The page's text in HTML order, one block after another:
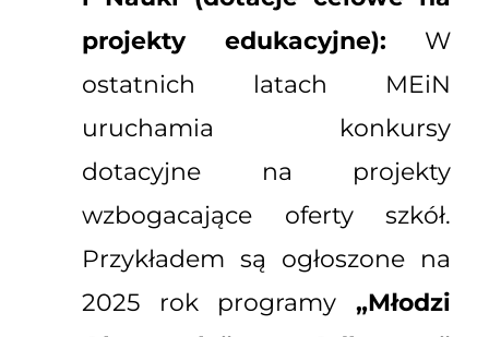
projekty edukacyjne): W
ostatnich latach MEiN
uruchamia konkursy
dotacyjne na projekty
wzbogacające oferty szkół.
Przykładem są ogłoszone na
2025 rok programy „Młodzi